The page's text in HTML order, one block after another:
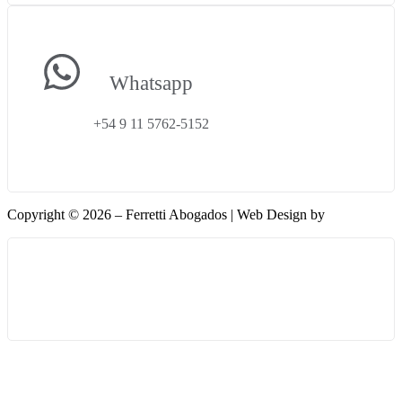
Whatsapp
+54 9 11 5762-5152
Copyright © 2026 – Ferretti Abogados | Web Design by